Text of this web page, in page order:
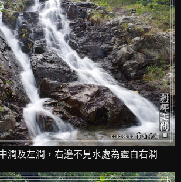
澗及左澗，右邊不見水處為靈白右澗